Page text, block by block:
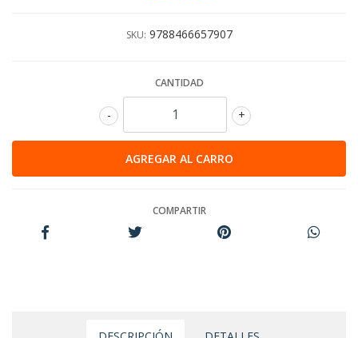
SKU: 9788466657907
CANTIDAD
+
-
COMPARTIR